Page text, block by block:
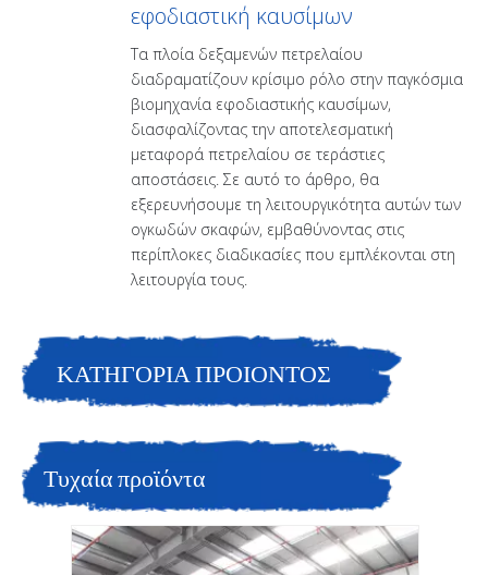
εφοδιαστική καυσίμων
Τα πλοία δεξαμενών πετρελαίου
διαδραματίζουν κρίσιμο ρόλο στην παγκόσμια
βιομηχανία εφοδιαστικής καυσίμων,
διασφαλίζοντας την αποτελεσματική
μεταφορά πετρελαίου σε τεράστιες
αποστάσεις. Σε αυτό το άρθρο, θα
εξερευνήσουμε τη λειτουργικότητα αυτών των
ογκωδών σκαφών, εμβαθύνοντας στις
περίπλοκες διαδικασίες που εμπλέκονται στη
λειτουργία τους.
ΚΑΤΗΓΟΡΙΑ ΠΡΟΙΟΝΤΟΣ
Τυχαία προϊόντα